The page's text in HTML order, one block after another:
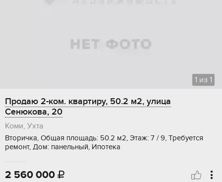
1 из 1
Продаю 2-ком. квартиру, 50.2 м2, улица
Сенюкова, 20
Коми, Ухта
Вторичка, Общая площадь: 50.2 м2, Этаж: 7 / 9, Требуется
ремонт, Дом: панельный, Ипотека
2 560 000 